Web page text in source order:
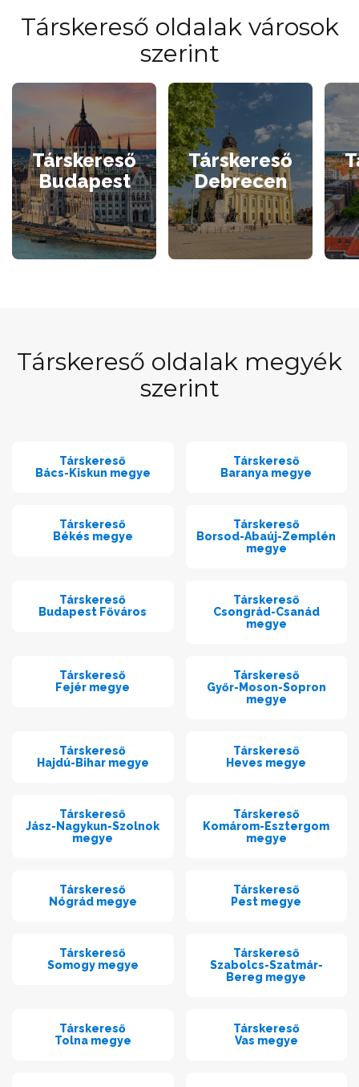
Társkereső oldalak városok
szerint
Társkereső
Budapest
Társkereső
Debrecen
Társkereső oldalak megyék
szerint
Társkereső
Bács-Kiskun megye
Társkereső
Baranya megye
Társkereső
Békés megye
Társkereső
Borsod-Abaúj-Zemplén
megye
Társkereső
Budapest Főváros
Társkereső
Csongrád-Csanád
megye
Társkereső
Fejér megye
Társkereső
Győr-Moson-Sopron
megye
Társkereső
Hajdú-Bihar megye
Társkereső
Heves megye
Társkereső
Jász-Nagykun-Szolnok
megye
Társkereső
Komárom-Esztergom
megye
Társkereső
Nógrád megye
Társkereső
Pest megye
Társkereső
Somogy megye
Társkereső
Szabolcs-Szatmár-
Bereg megye
Társkereső
Tolna megye
Társkereső
Vas megye